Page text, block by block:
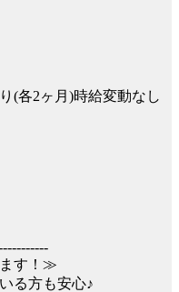
(各2ヶ月)時給変動なし
す！≫
る方も安心♪